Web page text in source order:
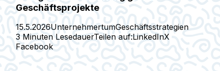
Geschäftsprojekte
15.5.2026UnternehmertumGeschäftsstrategien
3 Minuten LesedauerTeilen auf:LinkedInX
Facebook